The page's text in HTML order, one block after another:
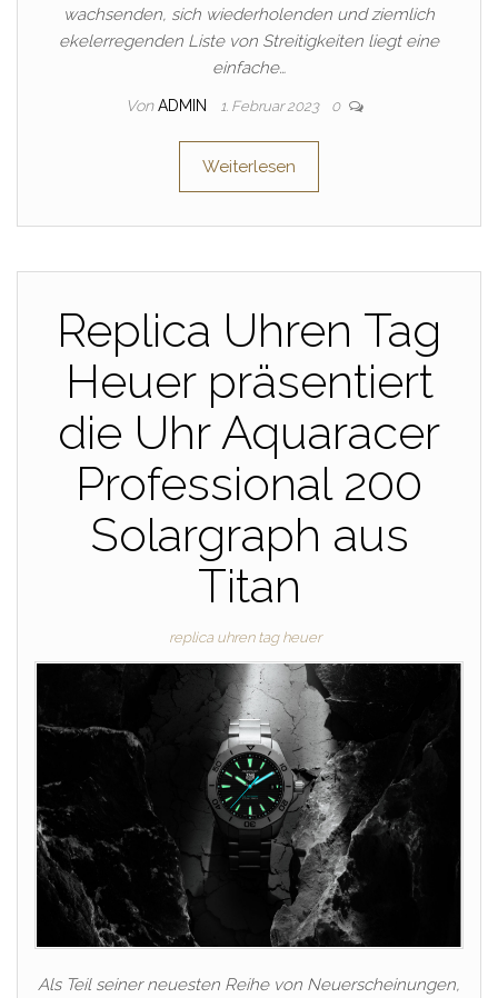
wachsenden, sich wiederholenden und ziemlich
ekelerregenden Liste von Streitigkeiten liegt eine
einfache…
Von ADMIN 1. Februar 2023 0
Weiterlesen
Replica Uhren Tag
Heuer präsentiert
die Uhr Aquaracer
Professional 200
Solargraph aus
Titan
replica uhren tag heuer
Als Teil seiner neuesten Reihe von Neuerscheinungen,